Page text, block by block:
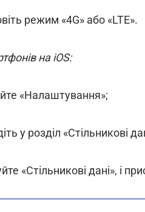
режим «4G» або «LTE».
на iOS:
«Налаштування»;
у розділ «Стільникові
«Стільникові дані», і